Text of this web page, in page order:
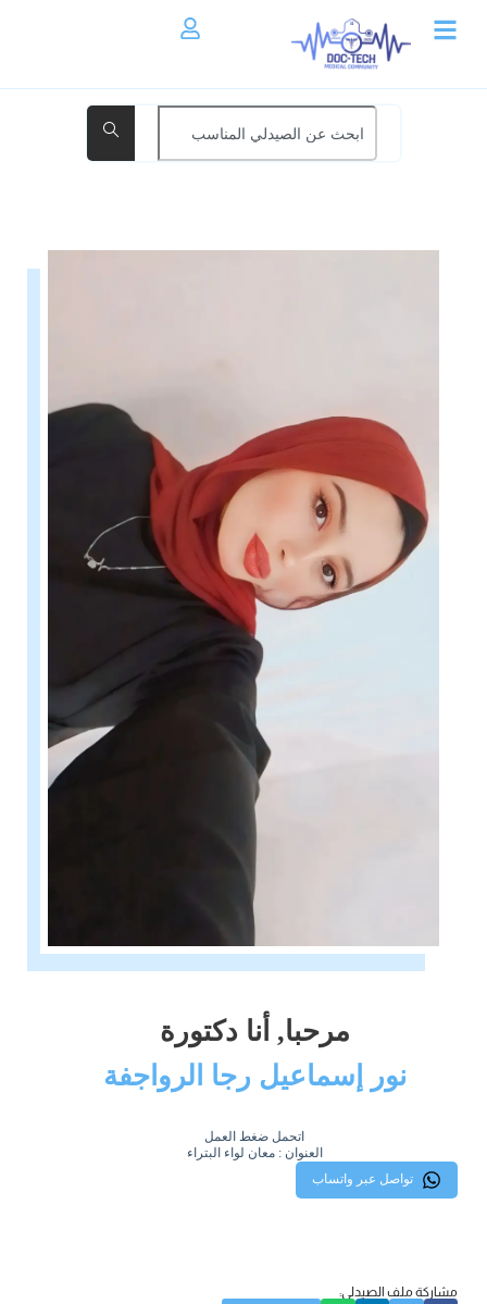
مرحبا, أنا دكتورة
نور إسماعيل رجا الرواجفة
اتحمل ضغط العمل
العنوان : معان لواء البتراء
تواصل عبر واتساب
مشاركة ملف الصيدلي: